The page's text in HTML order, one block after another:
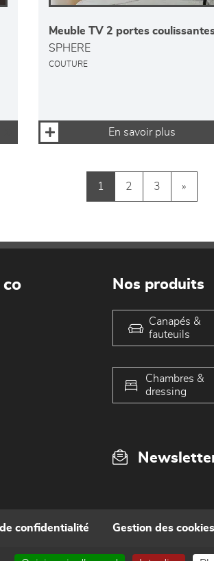
Meuble TV 2 portes
SPHERE
COUTURE
En savoir plus
1 2 3 »
Nos produits
Canapés &
fauteuils
Chambres &
dressing
confidentialité Gestion des cookies